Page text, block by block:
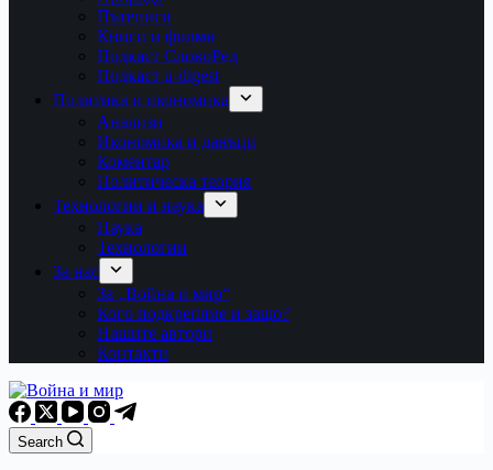
Пътеписи
Книги и филми
Подкаст СловоРед
Подкаст u-digest
Политика и икономика
Анализи
Икономика и данъци
Коментар
Политическа теория
Технологии и наука
Наука
Технологии
За нас
За „Война и мир“
Кого подкрепяме и защо?
Нашите автори
Контакти
Search